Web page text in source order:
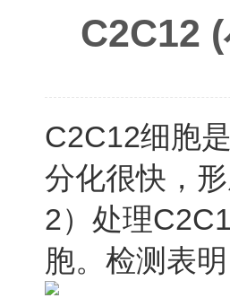
C2C12
C2C12细胞
分化很快，
2）处理
胞。检测表